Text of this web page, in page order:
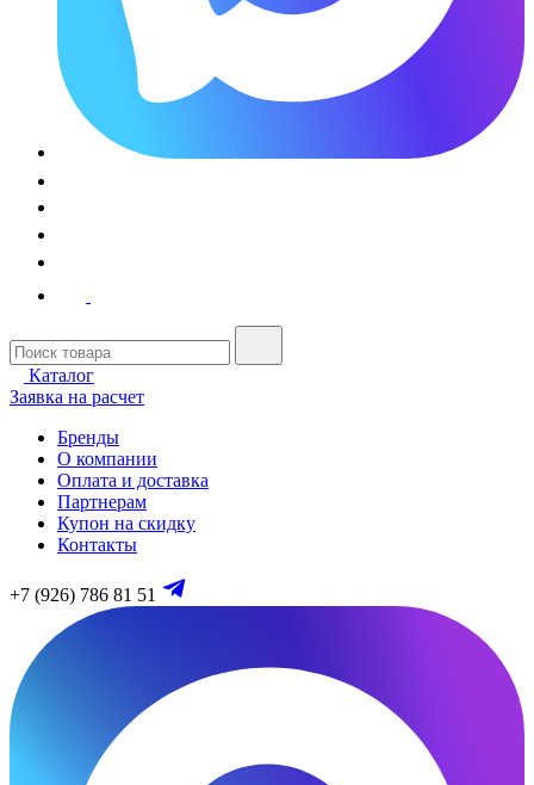
Каталог
Заявка на расчет
Бренды
О компании
Оплата и доставка
Партнерам
Купон на скидку
Контакты
+7 (926) 786 81 51